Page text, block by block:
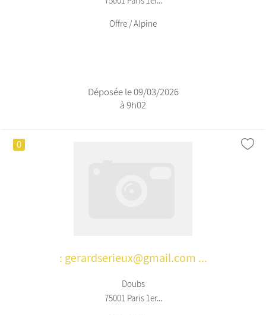
Offre / Alpine
Déposée le 09/03/2026
à 9h02
0
: gerardserieux@gmail.com ...
Doubs
75001 Paris 1er...